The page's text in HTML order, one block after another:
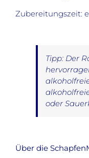
Zubereitungszeit:
Tipp: Der
oder
Über die